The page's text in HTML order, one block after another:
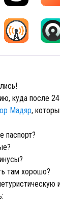
куда после
Мадяр,
паспорт?
там хорошо?